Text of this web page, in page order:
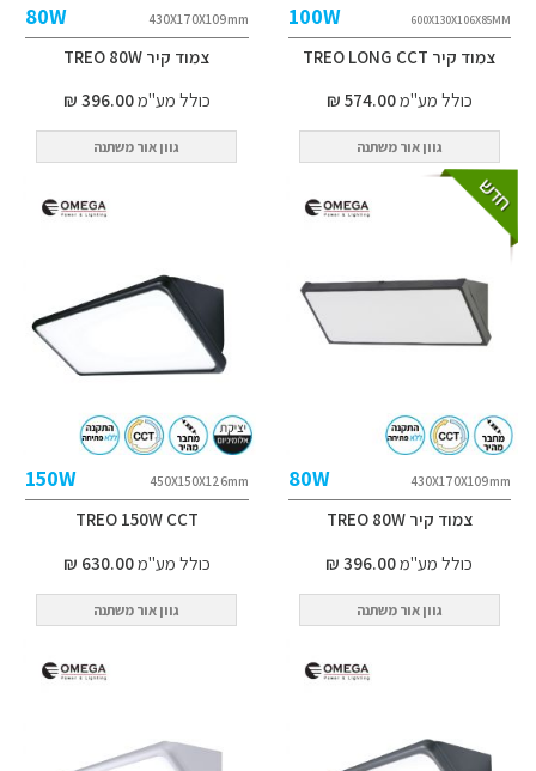
600X130X106X85MM
100W
צמוד קיר TREO LONG CCT
כולל מע"מ574.00 ₪
גוון אור משתנה
430X170X109mm
80W
צמוד קיר TREO 80W
כולל מע"מ396.00 ₪
גוון אור משתנה
430X170X109mm
80W
צמוד קיר TREO 80W
כולל מע"מ396.00 ₪
גוון אור משתנה
450X150X126mm
150W
TREO 150W CCT
כולל מע"מ630.00 ₪
גוון אור משתנה